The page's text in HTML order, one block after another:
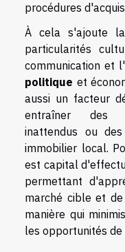
procédures
À cela s'ajoute
particularités
communication et
politique et
aussi un facteur
entraîner des
inattendus ou
immobilier local.
est capital
permettant
marché cible et
manière qui
les opportunités de